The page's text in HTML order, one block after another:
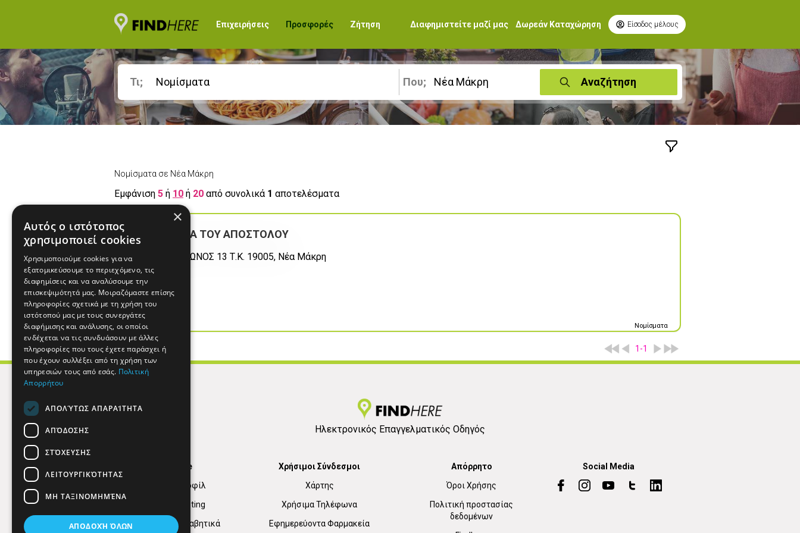
Επιχειρήσεις Προσφορές Ζήτηση Διαφημιστείτε μαζί μας Δωρεάν Καταχώρηση Είσοδος μέλους
Τι; Που; Αναζήτηση
Νομίσματα σε Νέα Μάκρη
Εμφάνιση 5 ή 10 ή 20 από συνολικά 1 αποτελέσματα
ΕΛΛΗ ΒΡΑΝΑ ΤΟΥ ΑΠΟΣΤΟΛΟΥ
Λ. ΜΑΡΑΘΩΝΟΣ 13 Τ.Κ. 19005, Νέα Μάκρη
69508
Νομίσματα
1-1
Ηλεκτρονικός Επαγγελματικός Οδηγός
Find Here
Εταιρικό Προφίλ
Digital marketing
Κατηγορίες Αλφαβητικά
Χρήσιμοι Σύνδεσμοι
Χάρτης
Χρήσιμα Τηλέφωνα
Εφημερεύοντα Φαρμακεία
Απόρρητο
Όροι Χρήσης
Πολιτική προστασίας
δεδομένων
Social Media
×
Αυτός ο ιστότοπος
χρησιμοποιεί cookies
Χρησιμοποιούμε cookies για να
εξατομικεύσουμε το περιεχόμενο, τις
διαφημίσεις και να αναλύσουμε την
επισκεψιμότητά μας. Μοιραζόμαστε επίσης
πληροφορίες σχετικά με τη χρήση του
ιστότοπού μας με τους συνεργάτες
διαφήμισης και ανάλυσης, οι οποίοι
ενδέχεται να τις συνδυάσουν με άλλες
πληροφορίες που τους έχετε παράσχει ή
που έχουν συλλέξει από τη χρήση των
υπηρεσιών τους από εσάς. Πολιτική
Απορρήτου
ΑΠΟΛΎΤΩΣ ΑΠΑΡΑΊΤΗΤΑ
ΑΠΌΔΟΣΗΣ
ΣΤΌΧΕΥΣΗΣ
ΛΕΙΤΟΥΡΓΙΚΌΤΗΤΑΣ
ΜΗ ΤΑΞΙΝΟΜΗΜΈΝΑ
ΑΠΟΔΟΧΉ ΌΛΩΝ